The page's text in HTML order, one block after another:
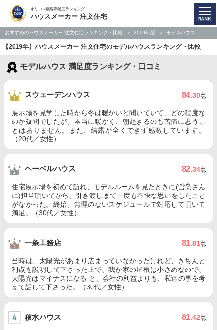
オリコン顧客満足度ランキング
ハウスメーカー 注文住宅
おすすめのハウスメーカー 注文住宅ランキング・比較 2019年版 モデルハウス
【2019年】ハウスメーカー 注文住宅のモデルハウスランキング・比較
モデルハウス 満足度ランキング・口コミ
スウェーデンハウス 84.30点
展示場を見学した時から冬は暖かいと聞いていて、どの程度な
のか疑問でしたが、本当に暖かく、朝起きるのも苦痛に思うこ
とはありません。また、結露が全くできず感激しています。
（20代／女性）
ヘーベルハウス 82.34点
住宅展示場を初めて訪れ、モデルルームを見たときに(営業さん
に)担当頂いてから、引き渡しまで一度も不快な思いをしたこと
がなかった。終始、無理のないスケジュールで対応して頂いて
満足。（30代／女性）
一条工務店 81.81点
当時は、太陽光があまり広まっていなかったけれど、きちんと
利点を説明して下さった上で、我が家の屋根は小さめなので、
太陽光はマイナスになる と、会社の利益よりも、私達の事を考
えて話して下さった。（30代／女性）
積水ハウス 81.42点